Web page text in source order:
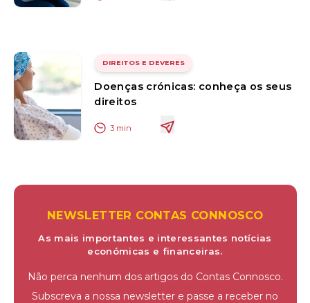
DIREITOS E DEVERES
Doenças crónicas: conheça os seus
direitos
3 min
NEWSLETTER CONTAS CONNOSCO
As mais importantes e interessantes notícias
económicas e financeiras.
Não perca nenhum dos artigos do Contas Connosco.
Subscreva a nossa newsletter e passe a receber no